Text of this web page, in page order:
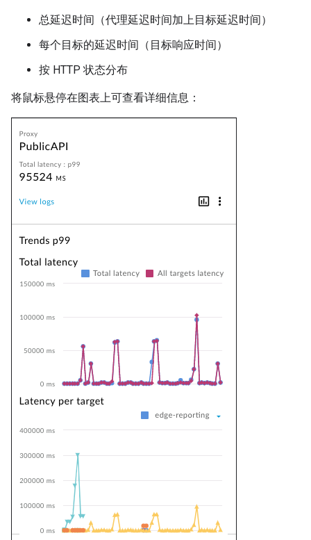
总延迟时间（代理延迟时间加上目标延迟时间）
每个目标的延迟时间（目标响应时间）
按 HTTP 状态分布
将鼠标悬停在图表上可查看详细信息：